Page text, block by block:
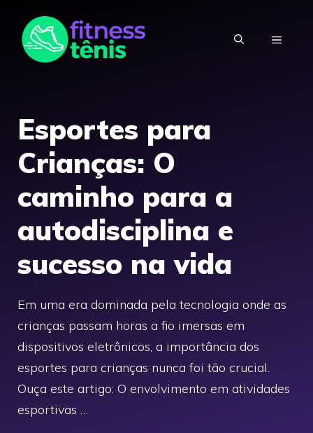
content
MENU
Esportes para
Crianças: O
caminho para a
autodisciplina e
sucesso na vida
Em uma era dominada pela tecnologia onde as
crianças passam horas a fio imersas em
dispositivos eletrônicos, a importância dos
esportes para crianças nunca foi tão crucial.
Ouça este artigo: O envolvimento em atividades
esportivas …